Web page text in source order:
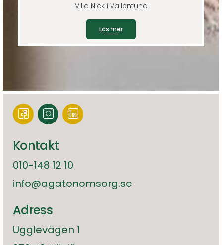
Villa Nick i Vallentuna
Läs mer
Kontakt
010-148 12 10
info@agatonomsorg.se
Adress
Ugglevägen 1